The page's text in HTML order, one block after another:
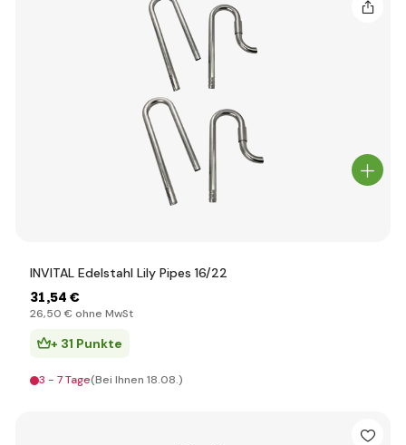
INVITAL Edelstahl Lily Pipes 16/22
31,54 €
26,50 € ohne MwSt
+ 31 Punkte
3 - 7 Tage(Bei Ihnen 18.08.)